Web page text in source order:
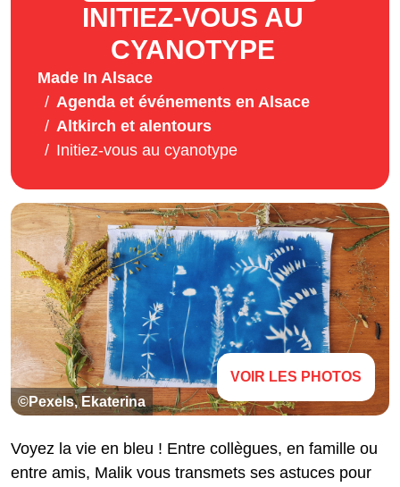
INITIEZ-VOUS AU
CYANOTYPE
Made In Alsace
Agenda et événements en Alsace
Altkirch et alentours
Initiez-vous au cyanotype
©Pexels, Ekaterina
VOIR LES PHOTOS
Voyez la vie en bleu ! Entre collègues, en famille ou
entre amis, Malik vous transmets ses astuces pour